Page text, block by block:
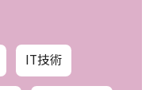
IT技術